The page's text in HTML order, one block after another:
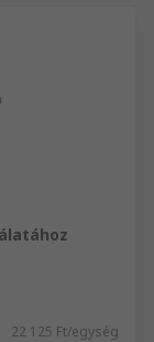
22 125 Ft/egység